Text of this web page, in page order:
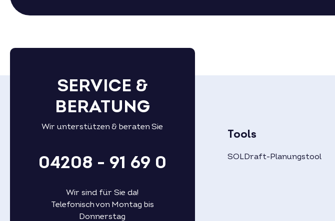
SERVICE &
BERATUNG
Wir unterstützen & beraten Sie
04208 - 91 69 0
Wir sind für Sie da!
Telefonisch von Montag bis
Donnerstag
Tools
SOLDraft-Planungstool